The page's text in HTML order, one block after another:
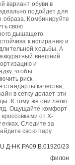
вариант обуви в
подойдет для
образа. Комбинируйте
свою
дышащего
к истиранию и
ходьбы. А
внешний
и
чтобы
риск
качества,
в сетку делает эти
К тому же они легко
Ощущайте комфорт
от X-
Следите за
свою пару.
Д-HK.РА09.В.01920/23
филон